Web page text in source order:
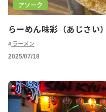
らーめん味彩（あじさい
アソーク
ラーメン
2025/07/18